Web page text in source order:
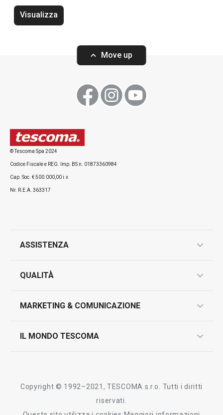
Visualizza Visualizza
Visualizza
Move up
© Tescoma Spa 2024
Codice Fiscale e REG. Imp. BS n. 01873360984
Cap. Soc. € 500.000,00 i.v.
Nr. R.E.A. 363317
ASSISTENZA
contatti
QUALITÀ
test sui prodotti
MARKETING & COMUNICAZIONE
IL MONDO TESCOMA
Copyright © 1992–2021, TESCOMA s.r.o. Tutti i diritti
riservati.